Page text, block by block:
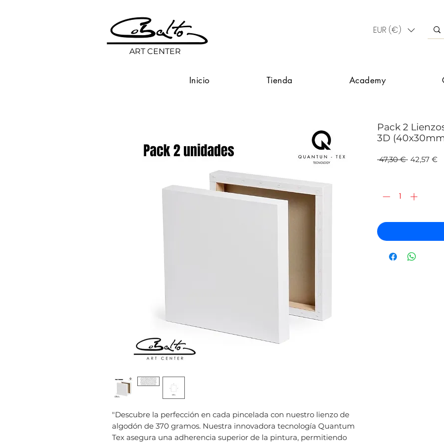
EUR (€)
ART CENTER
Inicio Tienda Academy
"Descubre la perfección en cada pincelada con nuestro lienzo de
algodón de 370 gramos. Nuestra innovadora tecnología Quantum
Tex asegura una adherencia superior de la pintura, permitiendo
Pack 2
3D
47,30 € Precio
42,57 €